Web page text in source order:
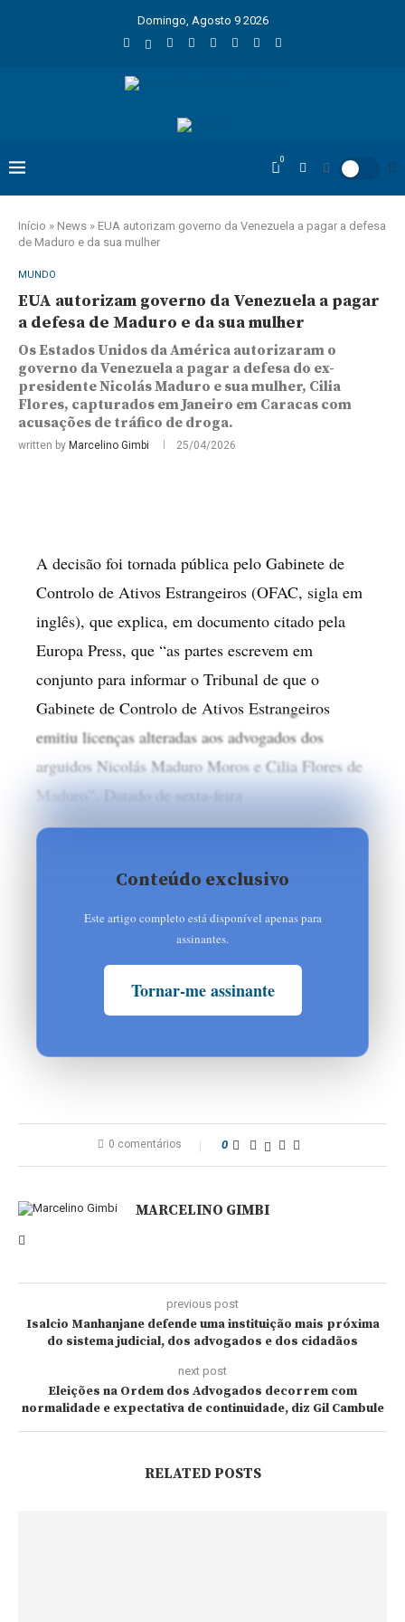
Domingo, Agosto 9 2026
0
Início » News » EUA autorizam governo da Venezuela a pagar a defesa
de Maduro e da sua mulher
MUNDO
EUA autorizam governo da Venezuela a pagar
a defesa de Maduro e da sua mulher
Os Estados Unidos da América autorizaram o
governo da Venezuela a pagar a defesa do ex-
presidente Nicolás Maduro e sua mulher, Cilia
Flores, capturados em Janeiro em Caracas com
acusações de tráfico de droga.
written by Marcelino Gimbi 25/04/2026
A decisão foi tornada pública pelo Gabinete de
Controlo de Ativos Estrangeiros (OFAC, sigla em
inglês), que explica, em documento citado pela
Europa Press, que “as partes escrevem em
conjunto para informar o Tribunal de que o
Gabinete de Controlo de Ativos Estrangeiros
emitiu licenças alteradas aos advogados dos
arguidos Nicolás Maduro Moros e Cilia Flores de
Maduro”. Datado de sexta-feira
Conteúdo exclusivo
Este artigo completo está disponível apenas para
assinantes.
Tornar-me assinante
0 comentários 0
MARCELINO GIMBI
previous post
Isalcio Manhanjane defende uma instituição mais próxima
do sistema judicial, dos advogados e dos cidadãos
next post
Eleições na Ordem dos Advogados decorrem com
normalidade e expectativa de continuidade, diz Gil Cambule
RELATED POSTS